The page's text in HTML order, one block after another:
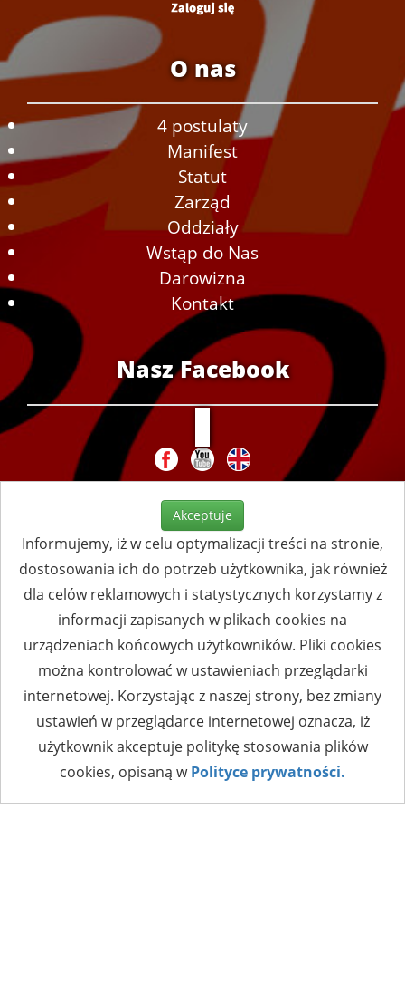
O nas
4 postulaty
Manifest
Statut
Zarząd
Oddziały
Wstąp do Nas
Darowizna
Kontakt
Nasz Facebook
Akceptuje
Informujemy, iż w celu optymalizacji treści na stronie,
dostosowania ich do potrzeb użytkownika, jak również
dla celów reklamowych i statystycznych korzystamy z
informacji zapisanych w plikach cookies na
urządzeniach końcowych użytkowników. Pliki cookies
można kontrolować w ustawieniach przeglądarki
internetowej. Korzystając z naszej strony, bez zmiany
ustawień w przeglądarce internetowej oznacza, iż
użytkownik akceptuje politykę stosowania plików
cookies, opisaną wPolityce prywatności.